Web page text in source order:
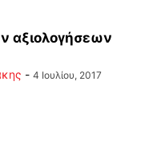
αξιολογήσεων
- 4 Ιουλίου, 2017